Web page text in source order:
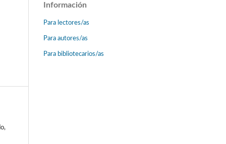
Información
Para lectores/as
Para autores/as
Para bibliotecarios/as